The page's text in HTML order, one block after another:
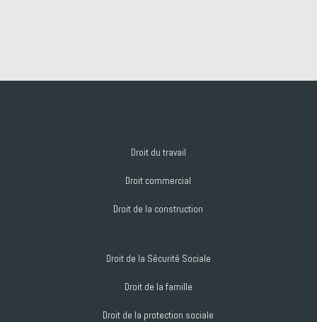
Droit du travail
Droit commercial
Droit de la construction
Droit de la Sécurité Sociale
Droit de la famille
Droit de la protection sociale